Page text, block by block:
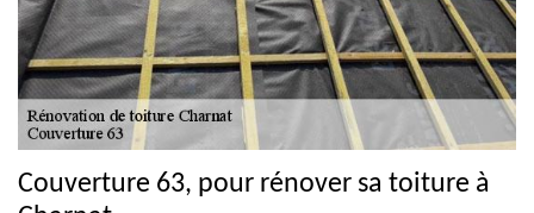
Couverture 63, pour rénover sa toiture à